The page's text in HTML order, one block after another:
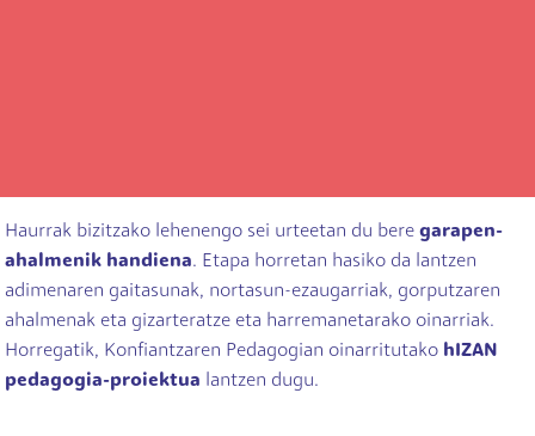
Haurrak bizitzako lehenengo sei urteetan du bere garapen-
ahalmenik handiena. Etapa horretan hasiko da lantzen
adimenaren gaitasunak, nortasun-ezaugarriak, gorputzaren
ahalmenak eta gizarteratze eta harremanetarako oinarriak.
Horregatik, Konfiantzaren Pedagogian oinarritutako hIZAN
pedagogia-proiektua lantzen dugu.